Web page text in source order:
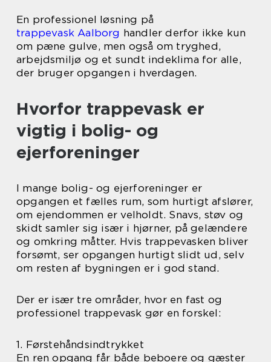
En professionel løsning på
trappevask Aalborg handler derfor ikke kun
om pæne gulve, men også om tryghed,
arbejdsmiljø og et sundt indeklima for alle,
der bruger opgangen i hverdagen.
Hvorfor trappevask er
vigtig i bolig- og
ejerforeninger
I mange bolig- og ejerforeninger er
opgangen et fælles rum, som hurtigt afslører,
om ejendommen er velholdt. Snavs, støv og
skidt samler sig især i hjørner, på gelændere
og omkring måtter. Hvis trappevasken bliver
forsømt, ser opgangen hurtigt slidt ud, selv
om resten af bygningen er i god stand.
Der er især tre områder, hvor en fast og
professionel trappevask gør en forskel:
1. Førstehåndsindtrykket
En ren opgang får både beboere og gæster